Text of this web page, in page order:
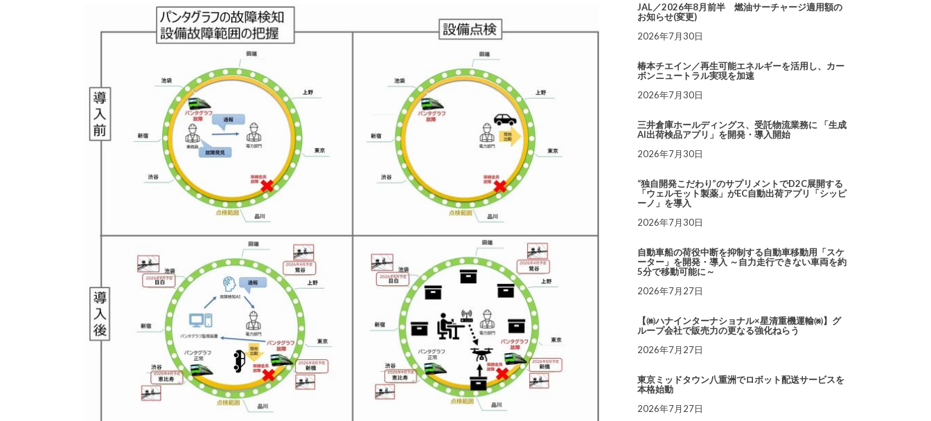
JAL／2026年8月前半 燃油サーチャージ適用額の
お知らせ(変更)
2026年7月30日
椿本チエイン／再生可能エネルギーを活用し、カー
ボンニュートラル実現を加速
2026年7月30日
三井倉庫ホールディングス、受託物流業務に 「生成
AI出荷検品アプリ」を開発・導入開始
2026年7月30日
“独自開発こだわり”のサプリメントでD2C展開する
「ウェルモット製薬」がEC自動出荷アプリ「シッピ
ーノ」を導入
2026年7月30日
自動車船の荷役中断を抑制する自動車移動用「スケ
ーター」を開発・導入 ～自力走行できない車両を約
5分で移動可能に～
2026年7月27日
【㈱ハナインターナショナル×星清重機運輸㈱】グ
ループ会社で販売力の更なる強化ねらう
2026年7月27日
東京ミッドタウン八重洲でロボット配送サービスを
本格始動
2026年7月27日